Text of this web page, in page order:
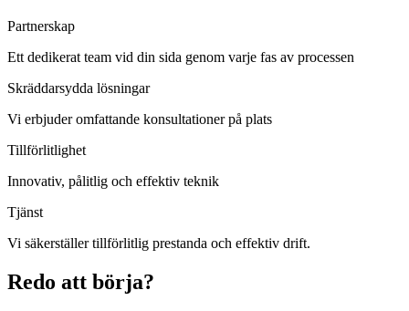
Partnerskap
Ett dedikerat team vid din sida genom varje fas av processen
Skräddarsydda lösningar
Vi erbjuder omfattande konsultationer på plats
Tillförlitlighet
Innovativ, pålitlig och effektiv teknik
Tjänst
Vi säkerställer tillförlitlig prestanda och effektiv drift.
Redo att börja?